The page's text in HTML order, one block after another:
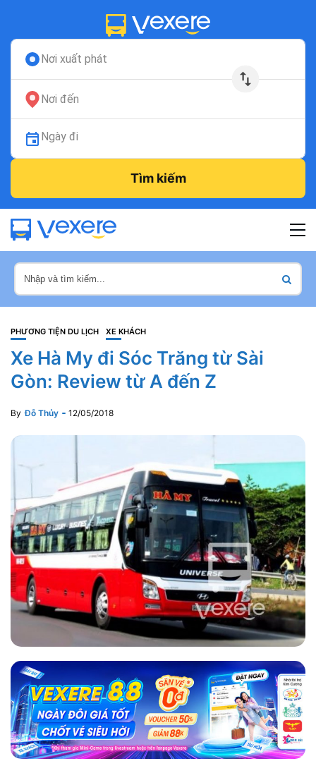
Nơi xuất phát
Nơi đến
Ngày đi
Tìm kiếm
PHƯƠNG TIỆN DU LỊCH XE KHÁCH
Xe Hà My đi Sóc Trăng từ Sài
Gòn: Review từ A đến Z
By Đỗ Thủy 12/05/2018